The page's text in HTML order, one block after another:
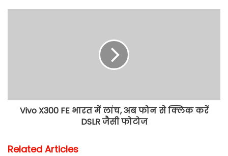
Vivo X300 FE भारत में लांच, अब फोन से क्लिक करें
DSLR जैसी फोटोज
Related Articles